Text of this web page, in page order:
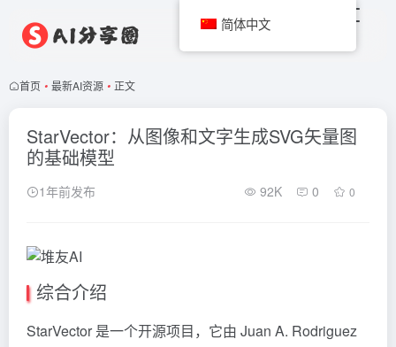
首页 • 最新AI资源 • 正文
StarVector：从图像和文字生成SVG矢量图
的基础模型
1年前发布 92K 0 0
综合介绍
StarVector 是一个开源项目，它由 Juan A. Rodriguez
简体中文